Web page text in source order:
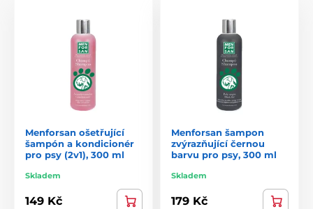
Menforsan ošetřující
šampón a kondicionér
pro psy (2v1), 300 ml
Skladem
149 Kč
Menforsan šampon
zvýrazňující černou
barvu pro psy, 300 ml
Skladem
179 Kč